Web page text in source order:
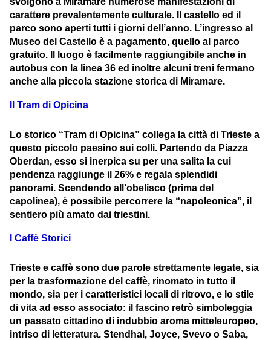
carattere prevalentemente culturale. Il castello ed il
parco sono aperti tutti i giorni dell’anno. L’ingresso al
Museo del Castello è a pagamento, quello al parco
gratuito. Il luogo è facilmente raggiungibile anche in
autobus con la linea 36 ed inoltre alcuni treni fermano
anche alla piccola stazione storica di Miramare.
Il Tram di Opicina
Lo storico “Tram di Opicina” collega la città di Trieste a
questo piccolo paesino sui colli. Partendo da Piazza
Oberdan, esso si inerpica su per una salita la cui
pendenza raggiunge il 26% e regala splendidi
panorami. Scendendo all’obelisco (prima del
capolinea), è possibile percorrere la “napoleonica”, il
sentiero più amato dai triestini.
I Caffè Storici
Trieste e caffè sono due parole strettamente legate, sia
per la trasformazione del caffè, rinomato in tutto il
mondo, sia per i caratteristici locali di ritrovo, e lo stile
di vita ad esso associato: il fascino retrò simboleggia
un passato cittadino di indubbio aroma mitteleuropeo,
intriso di letteratura. Stendhal, Joyce, Svevo o Saba,